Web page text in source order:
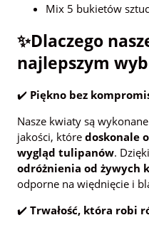
Mix 5 bukietów
✨Dlaczego
najlepszym
✔️ Piękno bez
Nasze kwiaty są
jakości, które doskonale
wygląd tulipanów.
odróżnienia od żywych
odporne na więdnięcie i
✔️ Trwałość, która robi